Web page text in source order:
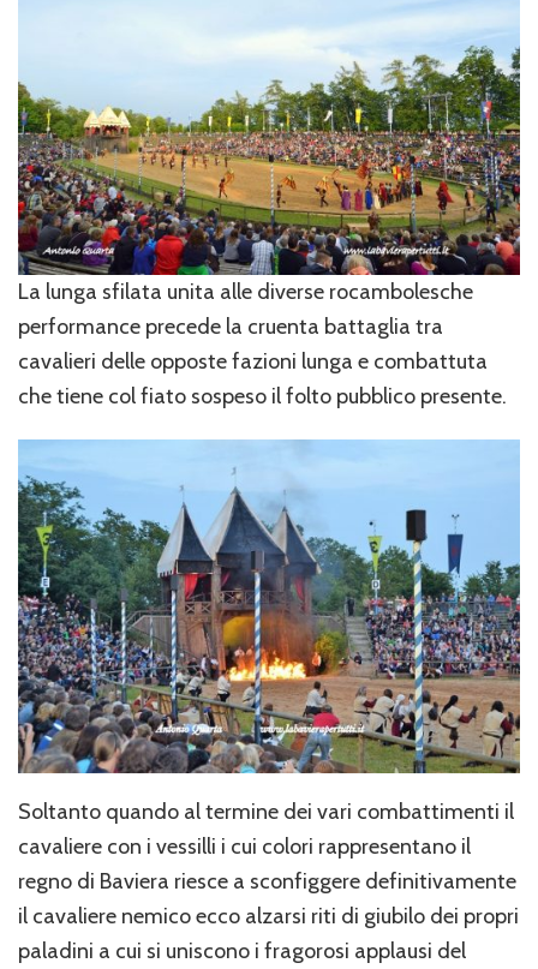
La lunga sfilata unita alle diverse rocambolesche
performance precede la cruenta battaglia tra
cavalieri delle opposte fazioni lunga e combattuta
che tiene col fiato sospeso il folto pubblico presente.
Soltanto quando al termine dei vari combattimenti il
cavaliere con i vessilli i cui colori rappresentano il
regno di Baviera riesce a sconfiggere definitivamente
il cavaliere nemico ecco alzarsi riti di giubilo dei propri
paladini a cui si uniscono i fragorosi applausi del